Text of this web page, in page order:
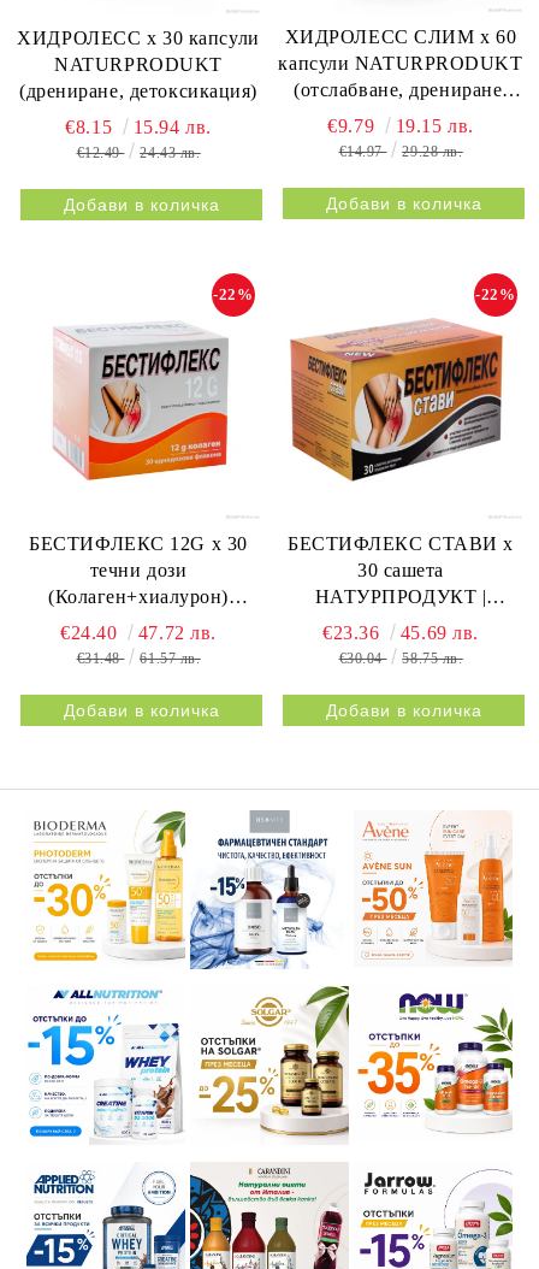
ХИДРОЛЕСС х 30 капсули
NATURPRODUKT
(дрениране, детоксикация)
€8.15 15.94 лв.
€12.49 24.43 лв.
ХИДРОЛЕСС СЛИМ х 60
капсули NATURPRODUKT
(отслабване, дрениране,
метаболизъм)
€9.79 19.15 лв.
€14.97 29.28 лв.
БЕСТИФЛЕКС 12G х 30
течни дози
(Колаген+хиалурон)
НАТУРПРОДУКТ |
BESTIFLEX 12G 30s
-22%
€24.40 47.72 лв.
€31.48 61.57 лв.
БЕСТИФЛЕКС СТАВИ х
30 сашета
НАТУРПРОДУКТ |
BESTIFLEX JOINTS 30s
NATURPRODUKT
-22%
€23.36 45.69 лв.
€30.04 58.75 лв.